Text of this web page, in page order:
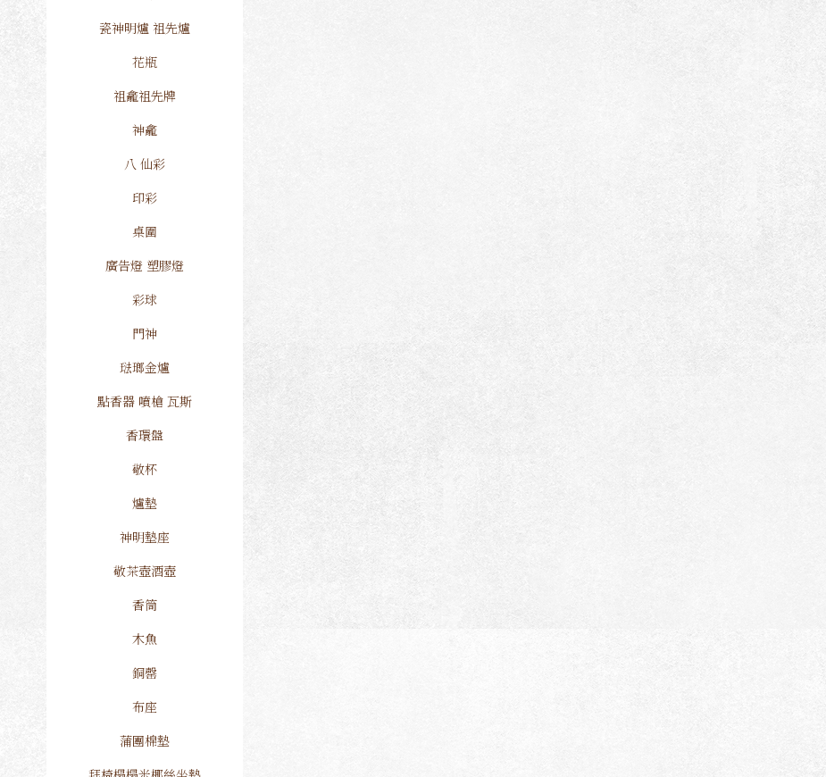
瓷神明爐 祖先爐
花瓶
祖龕祖先牌
神龕
八 仙彩
印彩
桌圍
廣告燈 塑膠燈
彩球
門神
琺瑯金爐
點香器 噴槍 瓦斯
香環盤
敬杯
爐墊
神明墊座
敬茶壺酒壺
香筒
木魚
銅罄
布座
蒲團棉墊